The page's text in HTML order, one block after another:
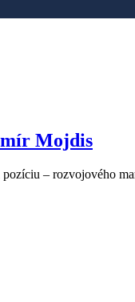
Mojdis
– rozvojového